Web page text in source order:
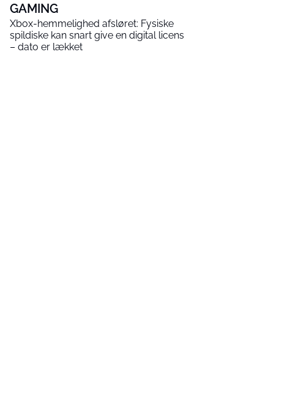
GAMING
Xbox-hemmelighed afsløret: Fysiske
spildiske kan snart give en digital licens
– dato er lækket